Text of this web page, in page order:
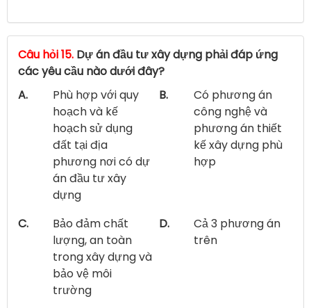
Câu hỏi 15. Dự án đầu tư xây dựng phải đáp ứng
các yêu cầu nào dưới đây?
A.
Phù hợp với quy
hoạch và kế
hoạch sử dụng
đất tại địa
phương nơi có dự
án đầu tư xây
dựng
B.
Có phương án
công nghệ và
phương án thiết
kế xây dựng phù
hợp
C.
Bảo đảm chất
lượng, an toàn
trong xây dựng và
bảo vệ môi
trường
D.
Cả 3 phương án
trên